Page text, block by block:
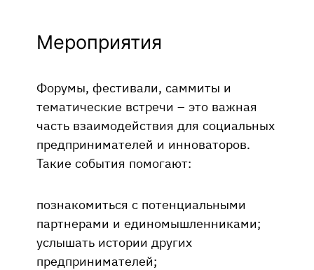
Мероприятия
Форумы, фестивали, саммиты и
тематические встречи – это важная
часть взаимодействия для социальных
предпринимателей и инноваторов.
Такие события помогают:
познакомиться с потенциальными
партнерами и единомышленниками;
услышать истории других
предпринимателей;